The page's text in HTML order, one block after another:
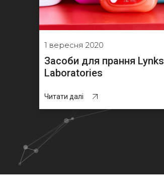
1 вересня 2020
Засоби для прання Lynks
Laboratories
Читати далі